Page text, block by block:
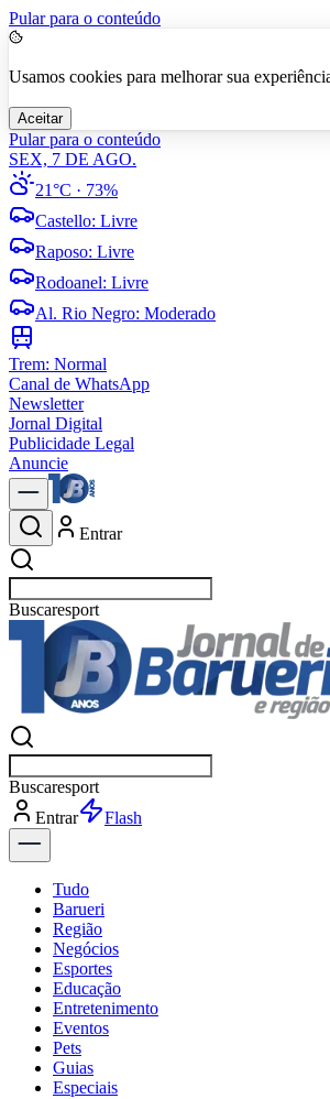
Pular para o conteúdo
Usamos cookies para melhorar sua
Aceitar
Pular para o conteúdo
SEX, 7 DE AGO.
21°C · 73%
Castello: Livre
Raposo: Livre
Rodoanel: Livre
Al. Rio Negro: Moderado
Trem: Normal
Canal de WhatsApp
Newsletter
Jornal Digital
Publicidade Legal
Anuncie
Entrar
Buscaresportes
Buscaresportes
Entrar
Flash
Tudo
Barueri
Região
Negócios
Esportes
Educação
Entretenimento
Eventos
Pets
Guias
Especiais